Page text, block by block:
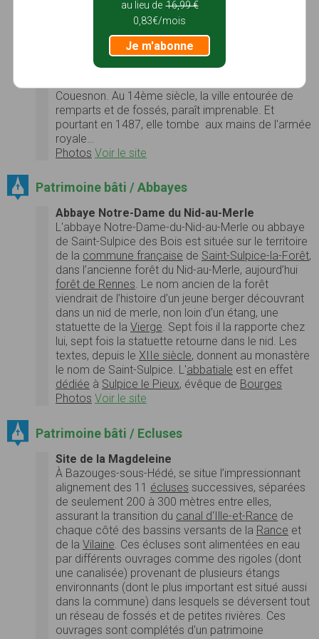
Voir le site
Donjon de Saint-Aubin-du-Cormier
La ville et le château de St Aubin du Cormier furent
fondés en 1223, par le duc de Bretagne, Pierre de
Couesnon. Au 14ème siècle, la ville entourée de
remparts et de fossés, paraît imprenable. Et
pourtant en 1487, elle tombe aux mains de l'armée
royale…
Photos Voir le site
Patrimoine bâti / Abbayes
Abbaye Notre-Dame du Nid-au-Merle
L'abbaye Notre-Dame-du-Nid-au-Merle ou abbaye
de Saint-Sulpice des Bois est située sur le territoire
de la commune française de Saint-Sulpice-la-Forêt,
dans l’ancienne forêt du Nid-au-Merle, aujourd’hui
forêt de Rennes. Le nom ancien de la forêt
viendrait de l’histoire d’un jeune berger découvrant
dans un nid de merle, non loin d’un étang, une
statuette de la Vierge. Sept fois il la rapporte chez
lui, sept fois la statuette retourne dans le nid. Les
textes, depuis le XIIe siècle, donnent au monastère
le nom de Saint-Sulpice. L'abbatiale est en effet
dédiée à Sulpice le Pieux, évêque de Bourges
Photos Voir le site
Patrimoine bâti / Ecluses
Site de la Magdeleine
À Bazouges-sous-Hédé, se situe l’impressionnant
alignement des 11 écluses successives, séparées
de seulement 200 à 300 mètres entre elles,
assurant la transition du canal d‘Ille-et-Rance de
chaque côté des bassins versants de la Rance et
de la Vilaine . Ces écluses sont alimentées en eau
par différents ouvrages comme des rigoles (dont
une canalisée) provenant de plusieurs étangs
environnants (dont le plus important est situé aussi
dans la commune) dans lesquels se déversent tout
un réseau de fossés et de petites rivières. Ces
ouvrages sont complétés d'un patrimoine
au lieu de 16,99 €
0,83€/mois
Je m'abonne